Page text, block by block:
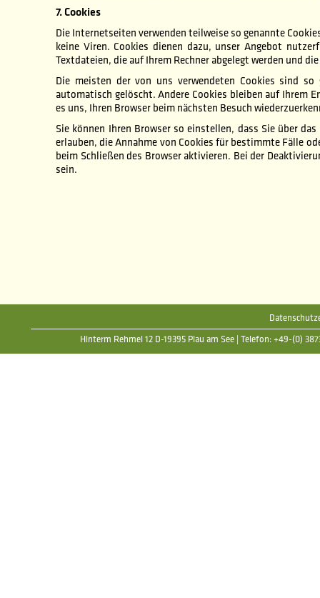
7. Cookies
Die Internetseiten verwenden teilweise so genannte
keine Viren. Cookies dienen dazu, unser Angebot
Textdateien, die auf Ihrem Rechner abgelegt werden und
Die meisten der von uns verwendeten Cookies sind so
automatisch gelöscht. Andere Cookies bleiben auf Ihrem
es uns, Ihren Browser beim nächsten Besuch
Sie können Ihren Browser so einstellen, dass Sie über
erlauben, die Annahme von Cookies für bestimmte Fälle
beim Schließen des Browser aktivieren. Bei der
sein.
Hinterm Rehmel 12 D-19395 Plau am See | Telefon: +49-(0)